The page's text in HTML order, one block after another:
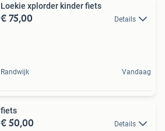
Loekie xplorder kinder fiets
€ 75,00 Details
Randwijk Vandaag
fiets
€ 50,00 Details